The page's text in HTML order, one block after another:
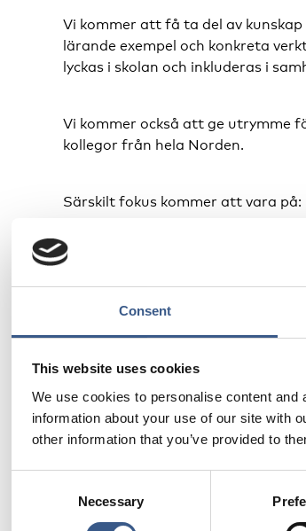
Consent
This website uses cookies
We use cookies to personalise content
information about your use of our site with
other information that you’ve provided to
Necessary
Vi kommer att få ta del av
lärande exempel och konkreta
lyckas i skolan och inkluderas i
Vi kommer också att ge utrymme
kollegor från hela Norden.
Särskilt fokus kommer att vara på:
Skolförberedande och andra
Skolan som arena för
Lärande och inspirerande
Program
Moderator: Lene Johansen,